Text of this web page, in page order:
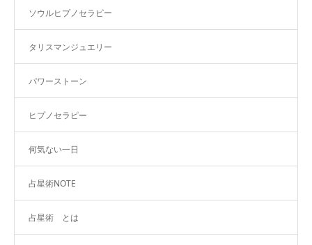
ソウルヒプノセラピー
タリスマンジュエリー
パワーストーン
ヒプノセラピー
何気ない一日
占星術NOTE
占星術 とは